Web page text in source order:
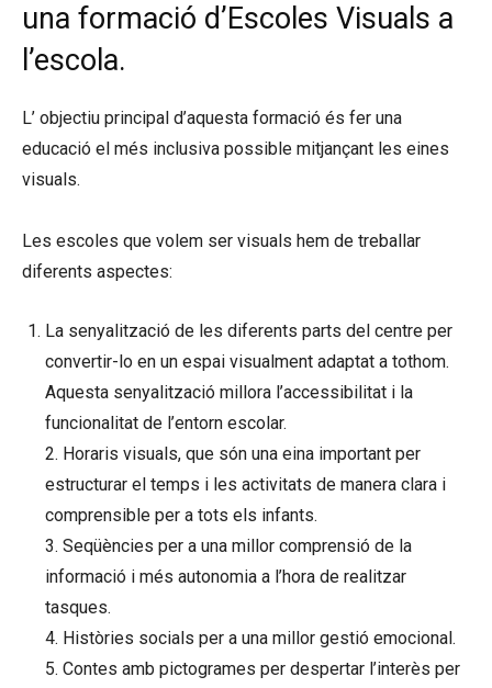
una formació d’Escoles Visuals a
l’escola.
L’ objectiu principal d’aquesta formació és fer una
educació el més inclusiva possible mitjançant les eines
visuals.
Les escoles que volem ser visuals hem de treballar
diferents aspectes:
La senyalització de les diferents parts del centre per
convertir-lo en un espai visualment adaptat a tothom.
Aquesta senyalització millora l’accessibilitat i la
funcionalitat de l’entorn escolar.
2. Horaris visuals, que són una eina important per
estructurar el temps i les activitats de manera clara i
comprensible per a tots els infants.
3. Seqüències per a una millor comprensió de la
informació i més autonomia a l’hora de realitzar
tasques.
4. Històries socials per a una millor gestió emocional.
5. Contes amb pictogrames per despertar l’interès per